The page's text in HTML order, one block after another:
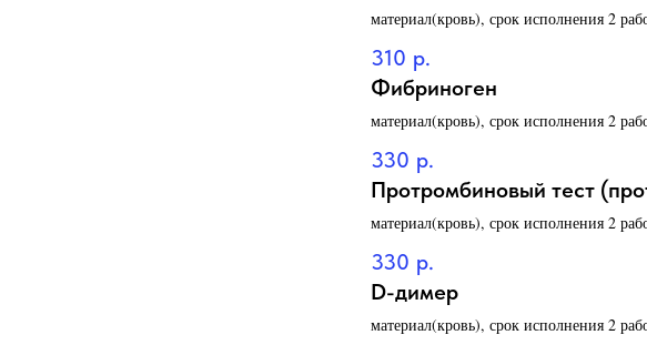
материал(кровь), срок исполнения 2
310 р.
Фибриноген
материал(кровь), срок исполнения 2
330 р.
Протромбиновый тест
материал(кровь), срок исполнения 2
330 р.
D-димер
материал(кровь), срок исполнения 2